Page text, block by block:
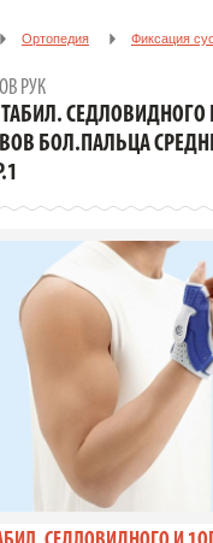
Ортопедия Фиксация
БОЛ.ПАЛЬЦА СРЕДНЕЙ
РУК
СЕДЛОВИДНОГО
БОЛ.ПАЛЬЦА